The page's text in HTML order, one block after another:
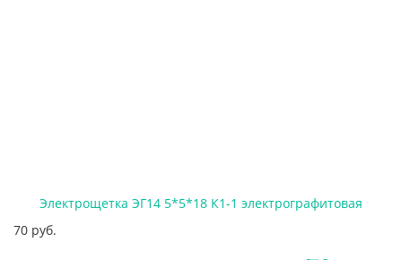
Электрощетка ЭГ14 5*5*18 К1-1 электрографитовая
70 руб.